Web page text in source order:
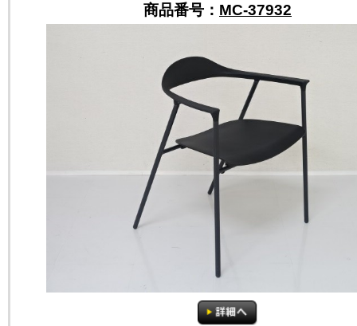
商品番号： MC-37932